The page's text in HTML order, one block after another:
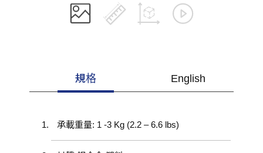
規格 English
承載重量: 1 -3 Kg (2.2 – 6.6 lbs)